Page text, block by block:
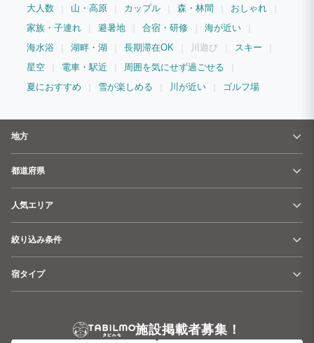
棒,トランポリンなど目の前でお子様を遊ばせれるので安心です。 季節のよってトン
ボ・蝶々・カエルなど様々な生き物も見られます。 アメニティ：使い捨て歯ブラシ・
フェイスタオル・ドライヤー・シャンプー類・化粧水・乳液・洗顔・クレンジングなど
ので宜しくお願い致します。 □BBQや焚き火など屋外ご利用時間は23時までとなりま
など大きな音がでる行為はお控えください。 □居住敷地内に宿泊施設があり、人の出入
お願い致します。（スタッフ対応は20:30まで） ご到着前にご不明な点や、ご質問が
大人数
山・高原 カップル 森・林間
おしゃれ
家族・子連れ
避暑地 合宿・研修
海が近い
海水浴
湖畔・湖 長期滞在OK 川遊び
スキー
星空
電車・駅近
周囲を気にせず過ごせる
夏におすすめ
雪が楽しめる 川が近い ゴルフ場
地方
都道府県
人気エリア
絞り込み条件
宿タイプ
施設掲載者募集！